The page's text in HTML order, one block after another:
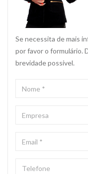
Se necessita de mais
por favor o formulário.
brevidade possivel.